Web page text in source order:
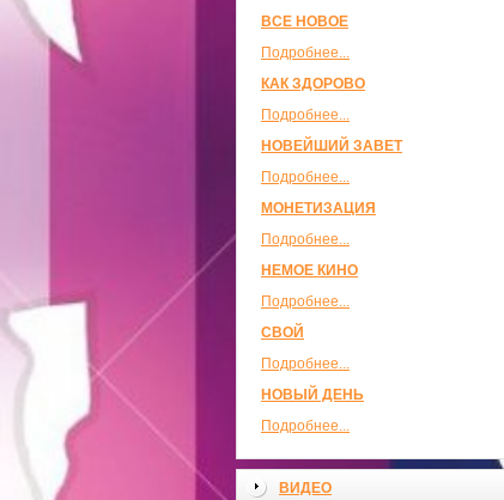
ВСЕ НОВОЕ
Подробнее...
КАК ЗДОРОВО
Подробнее...
НОВЕЙШИЙ ЗАВЕТ
Подробнее...
МОНЕТИЗАЦИЯ
Подробнее...
НЕМОЕ КИНО
Подробнее...
СВОЙ
Подробнее...
НОВЫЙ ДЕНЬ
Подробнее...
ВИДЕО